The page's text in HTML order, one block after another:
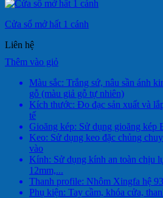
Cửa sổ mở hất 1 cánh
Liên hệ
Thêm vào giỏ
Màu sắc: Trắng sứ, nâu sần ánh
gỗ (màu giả gỗ tự nhiên)
Kích thước: Đo đạc sản xuất và
tế
Gioăng kép: Sử dụng gioăng kép
Keo: Sử dụng keo đặc chủng
vào
Kính: Sử dụng kính an toàn chịu
12mm,...
Thanh profile: Nhôm Xingfa hệ
Phụ kiện: Tay cầm, khóa cửa,